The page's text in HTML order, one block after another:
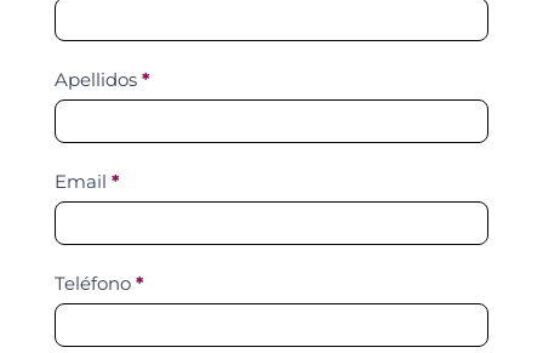
Apellidos *
Email *
Teléfono *